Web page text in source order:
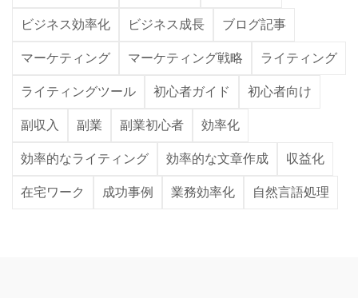
ビジネス効率化 ビジネス成長 ブログ記事
マーケティング マーケティング戦略 ライティング
ライティングツール 初心者ガイド 初心者向け
副収入 副業 副業初心者 効率化
効率的なライティング 効率的な文章作成 収益化
在宅ワーク 成功事例 業務効率化 自然言語処理